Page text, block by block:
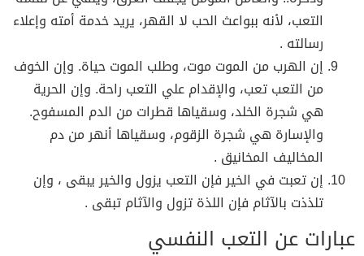
التعب، لأنه ببواعث الحب لا القهر، يريد خدمة أمته وإعلاء
رسالته .
إن الهرب من الموت موت، وطلب الموت حياة. وإن الخوف
من التعب تعب، والإقدام علي التعب راحة. وإن الحرية
هي شجرة الخلد، وسقياها قطرات من الدم المسفوح.
والإسارة هي شجرة الزقوم، وسقياها أنهر من دم
المخاليف المخانيق .
إن تعبت في الخير فإن التعب يزول والخير يبقى ، وإن
تلذذت بالآثام فإن اللذة تزول والآثام تبقى .
عبارات عن التعب النفسي